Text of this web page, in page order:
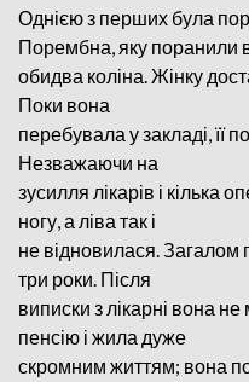
Однією з перших була
Порембна, яку поранили
обидва коліна. Жінку
Поки вона
перебувала у закладі, її
Незважаючи на
зусилля лікарів і кілька
ногу, а ліва так і
не відновилася. Загалом
три роки. Після
виписки з лікарні вона
пенсію і жила дуже
скромним життям; вона